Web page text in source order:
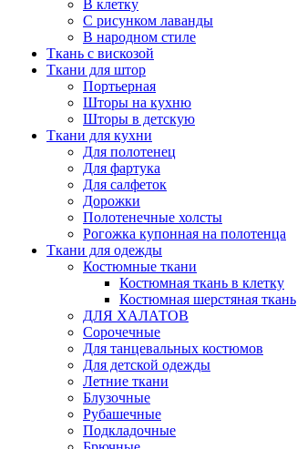
В клетку
С рисунком лаванды
В народном стиле
Ткань с вискозой
Ткани для штор
Портьерная
Шторы на кухню
Шторы в детскую
Ткани для кухни
Для полотенец
Для фартука
Для салфеток
Дорожки
Полотенечные холсты
Рогожка купонная на полотенца
Ткани для одежды
Костюмные ткани
Костюмная ткань в клетку
Костюмная шерстяная ткань
ДЛЯ ХАЛАТОВ
Сорочечные
Для танцевальных костюмов
Для детской одежды
Летние ткани
Блузочные
Рубашечные
Подкладочные